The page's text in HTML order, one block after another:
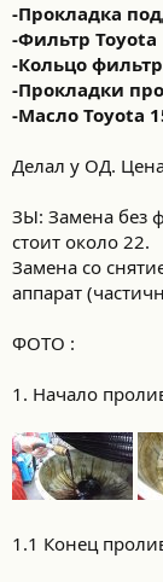
-Прокладка
-Фильтр Toyota
-Кольцо
-Прокладки
-Масло Toyota
Делал у ОД.
ЗЫ: Замена без
стоит около 22.
Замена со
аппарат
ФОТО :
1. Начало
1.1 Конец